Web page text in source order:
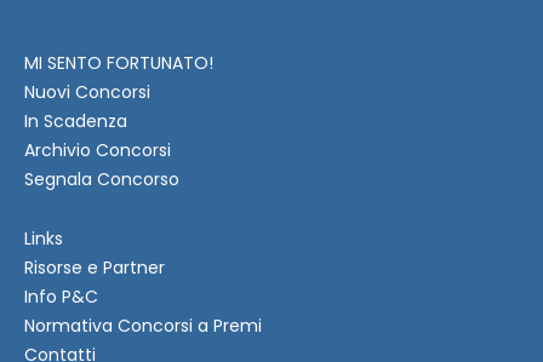
MI SENTO FORTUNATO!
Nuovi Concorsi
In Scadenza
Archivio Concorsi
Segnala Concorso
Links
Risorse e Partner
Info P&C
Normativa Concorsi a Premi
Contatti